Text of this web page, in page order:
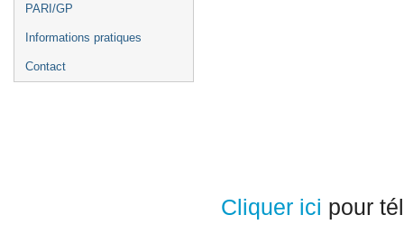
PARI/GP
Informations pratiques
Contact
Cliquer ici pour